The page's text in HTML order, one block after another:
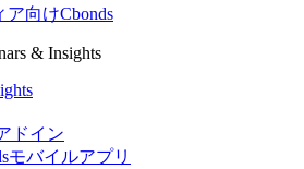
ア向けCbonds
& Insights
ドイン
モバイルアプリ